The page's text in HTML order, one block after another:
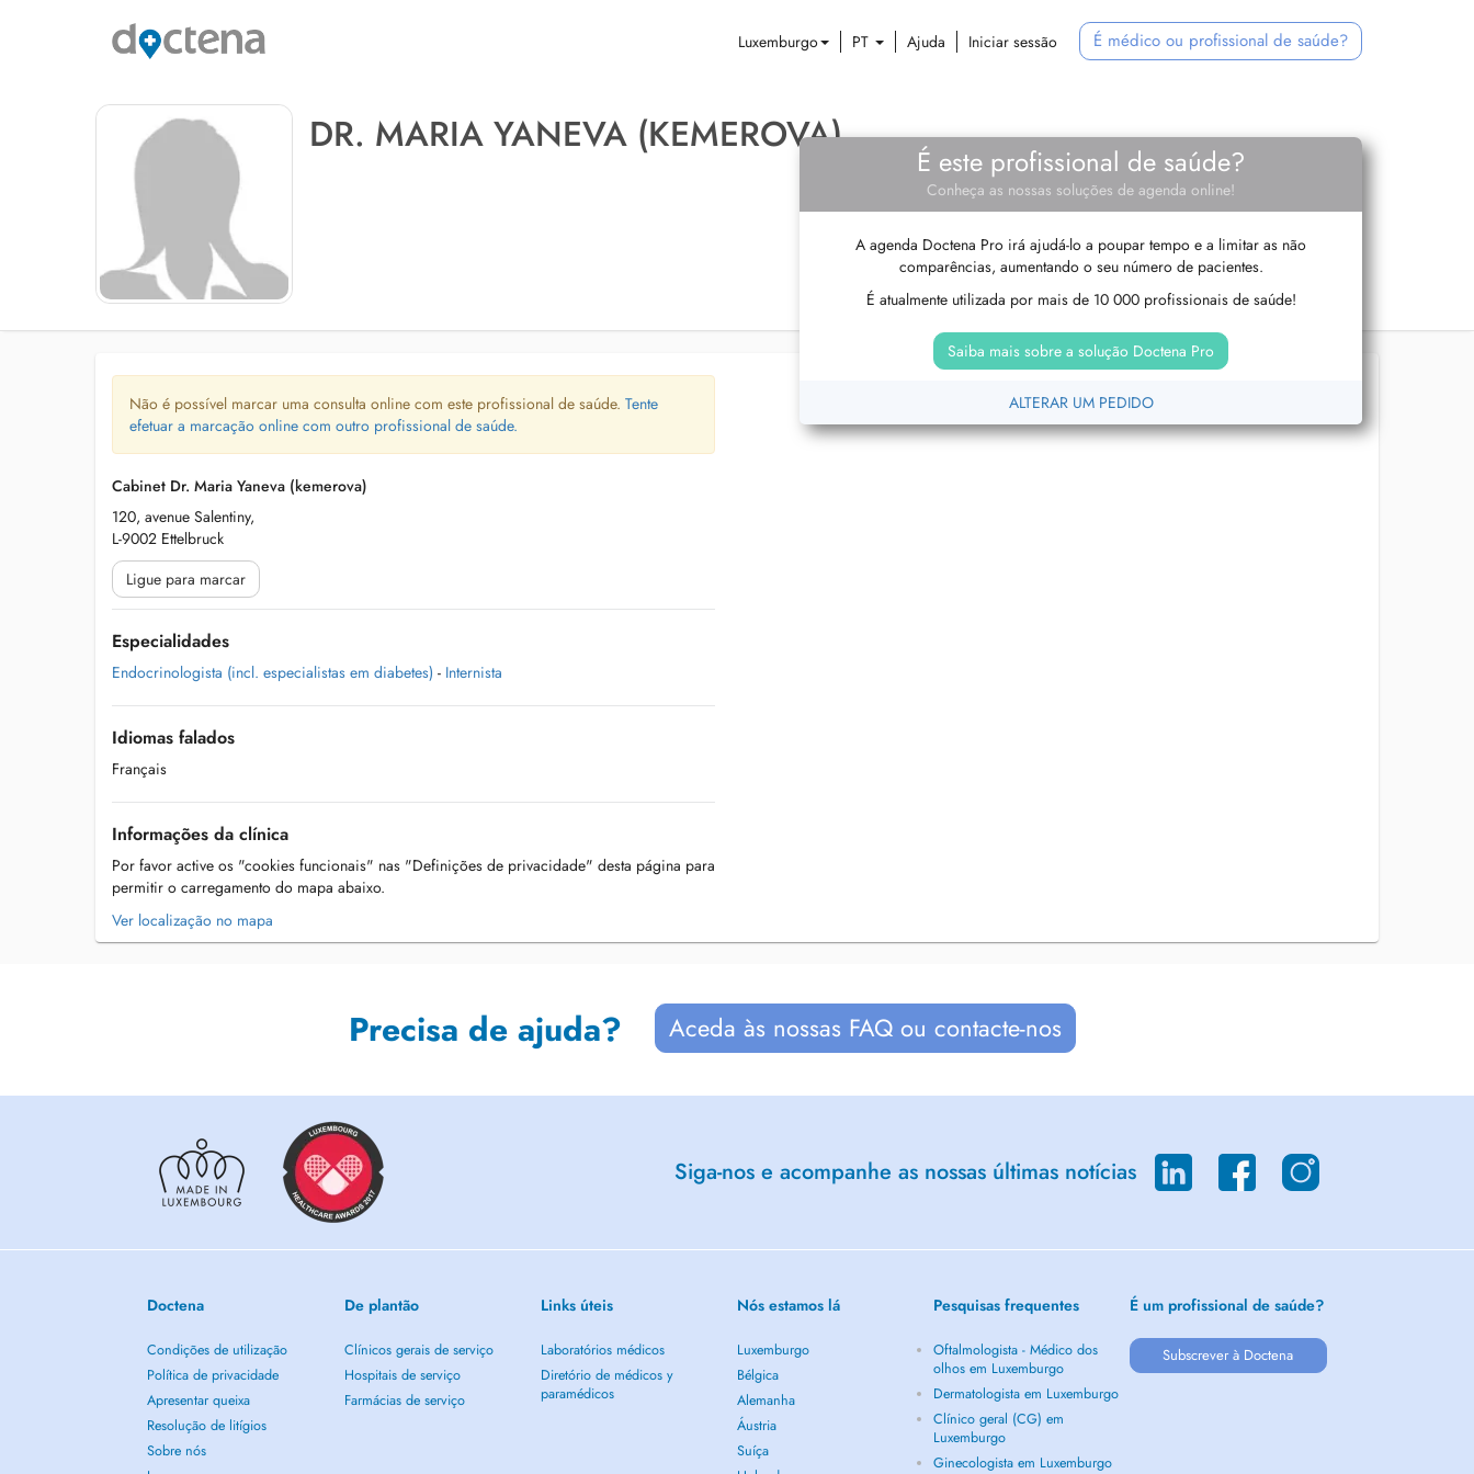
Luxemburgo PT Ajuda Iniciar sessão É médico ou profissional de saúde?
DR. MARIA YANEVA (KEMEROVA)
É este profissional de saúde?
Conheça as nossas soluções de agenda online!
A agenda Doctena Pro irá ajudá-lo a poupar tempo e a limitar as não
comparências, aumentando o seu número de pacientes.
É atualmente utilizada por mais de 10 000 profissionais de saúde!
Saiba mais sobre a solução Doctena Pro
ALTERAR UM PEDIDO
Não é possível marcar uma consulta online com este profissional de saúde. Tente
efetuar a marcação online com outro profissional de saúde.
Cabinet Dr. Maria Yaneva (kemerova)
120, avenue Salentiny,
L-9002 Ettelbruck
Ligue para marcar
Especialidades
Endocrinologista (incl. especialistas em diabetes) - Internista
Idiomas falados
Français
Informações da clínica
Por favor active os "cookies funcionais" nas "Definições de privacidade" desta página para
permitir o carregamento do mapa abaixo.
Ver localização no mapa
Precisa de ajuda? Aceda às nossas FAQ ou contacte-nos
Siga-nos e acompanhe as nossas últimas notícias
Doctena
Condições de utilização
Política de privacidade
Apresentar queixa
Resolução de litígios
Sobre nós
De plantão
Clínicos gerais de serviço
Hospitais de serviço
Farmácias de serviço
Links úteis
Laboratórios médicos
Diretório de médicos y
paramédicos
Nós estamos lá
Luxemburgo
Bélgica
Alemanha
Áustria
Suíça
Pesquisas frequentes
Oftalmologista - Médico dos
olhos em Luxemburgo
Dermatologista em Luxemburgo
Clínico geral (CG) em
Luxemburgo
Ginecologista em Luxemburgo
É um profissional de saúde?
Subscrever à Doctena